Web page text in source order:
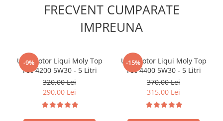
FRECVENT CUMPARATE
IMPREUNA
-9%
Ulei motor Liqui Moly Top
Tec 4200 5W30 - 5 Litri
320,00 Lei
290,00 Lei
-15%
Ulei motor Liqui Moly Top
Tec 4400 5W30 - 5 Litri
370,00 Lei
315,00 Lei